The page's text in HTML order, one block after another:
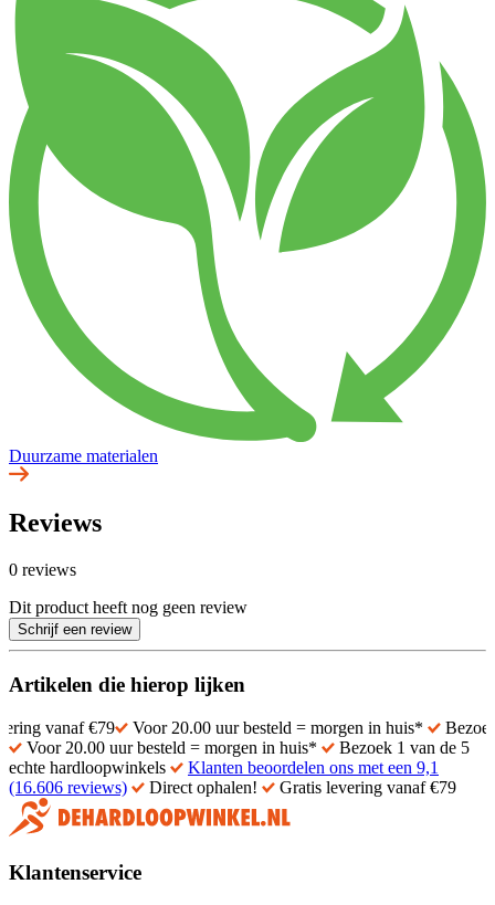
Duurzame materialen
Reviews
0 reviews
Dit product heeft nog geen review
Schrijf een review
Artikelen die hierop lijken
€79 Voor 20.00 uur besteld = morgen in huis*
Bezoek 1 van
Voor 20.00 uur besteld = morgen in huis*
Bezoek 1 van de 5
echte hardloopwinkels
Klanten beoordelen ons met een 9,1
(16.606 reviews)
Direct ophalen! Gratis levering vanaf €79
Klantenservice